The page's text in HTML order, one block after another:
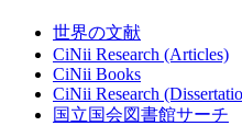
世界の文献
CiNii Research (Articles)
CiNii Books
CiNii Research
国立国会図書館サーチ